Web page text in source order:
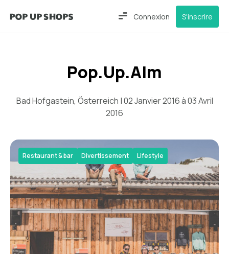
Connexion S'inscrire
Pop.Up.Alm
Bad Hofgastein, Österreich | 02 Janvier 2016 à 03 Avril
2016
Restaurant & bar Divertissement Lifestyle